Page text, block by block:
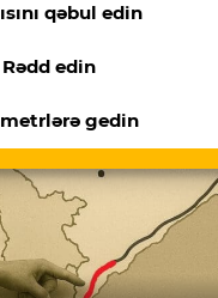
qəbul edin
Rədd edin
gedin